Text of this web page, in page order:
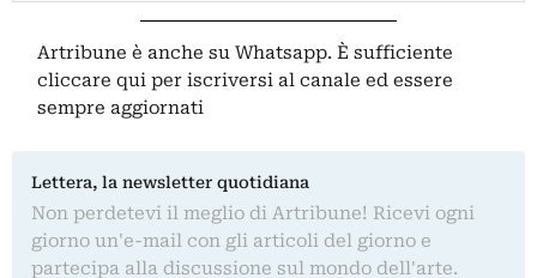
Artribune è anche su Whatsapp. È sufficiente
cliccare qui per iscriversi al canale ed essere
sempre aggiornati
Lettera, la newsletter quotidiana
Non perdetevi il meglio di Artribune! Ricevi ogni
giorno un'e-mail con gli articoli del giorno e
partecipa alla discussione sul mondo dell'arte.